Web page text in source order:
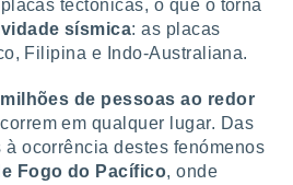
tectónicas, o que o torna
sísmica: as placas
Filipina e Indo-Australiana.
milhões de pessoas ao redor
em qualquer lugar. Das
ocorrência destes fenómenos
Fogo do Pacífico, onde